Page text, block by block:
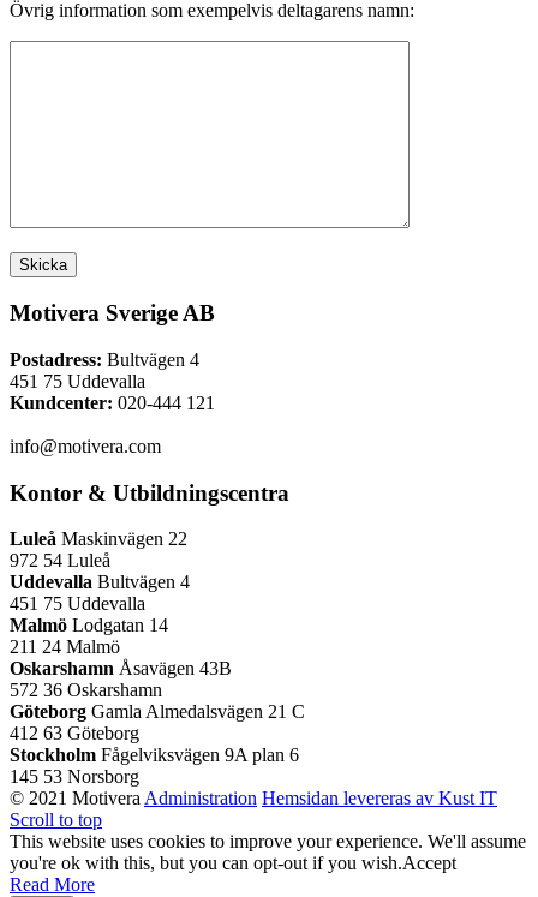
Övrig information som exempelvis deltagarens namn:
Motivera Sverige AB
Postadress: Bultvägen 4
451 75 Uddevalla
Kundcenter: 020-444 121
info@motivera.com
Kontor & Utbildningscentra
Luleå Maskinvägen 22
972 54 Luleå
Uddevalla Bultvägen 4
451 75 Uddevalla
Malmö Lodgatan 14
211 24 Malmö
Oskarshamn Åsavägen 43B
572 36 Oskarshamn
Göteborg Gamla Almedalsvägen 21 C
412 63 Göteborg
Stockholm Fågelviksvägen 9A plan 6
145 53 Norsborg
© 2021 Motivera Administration Hemsidan levereras av Kust IT
Scroll to top
This website uses cookies to improve your experience. We'll assume
you're ok with this, but you can opt-out if you wish.Accept
Read More